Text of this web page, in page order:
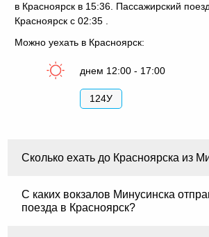
в Красноярск в 15:36. Пассажирский
Красноярск с 02:35 .
Можно уехать в Красноярск:
днем 12:00 - 17:00
124У
Сколько ехать до Красноярска из
С каких вокзалов Минусинска
поезда в Красноярск?